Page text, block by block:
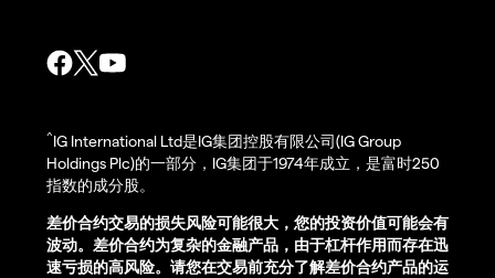
^IG International Ltd是IG集团控股有限公司(IG Group
Holdings Plc)的一部分，IG集团于1974年成立，是富时250
指数的成分股。
差价合约交易的损失风险可能很大，您的投资价值可能会有
波动。差价合约为复杂的金融产品，由于杠杆作用而存在迅
速亏损的高风险。请您在交易前充分了解差价合约产品的运